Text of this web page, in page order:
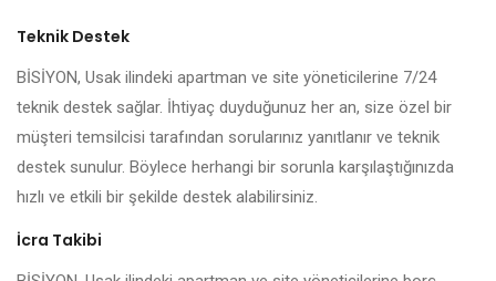
Teknik Destek
BİSİYON, Usak ilindeki apartman ve site yöneticilerine 7/24
teknik destek sağlar. İhtiyaç duyduğunuz her an, size özel bir
müşteri temsilcisi tarafından sorularınız yanıtlanır ve teknik
destek sunulur. Böylece herhangi bir sorunla karşılaştığınızda
hızlı ve etkili bir şekilde destek alabilirsiniz.
İcra Takibi